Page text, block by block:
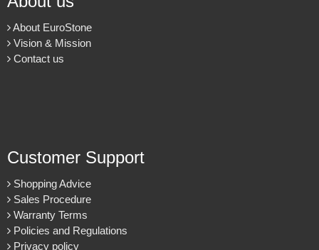
About us
About EuroStone
Vision & Mission